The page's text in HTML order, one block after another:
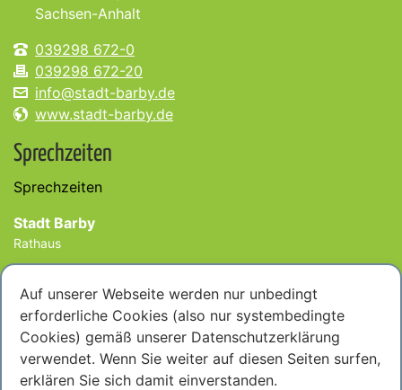
Auf unserer Webseite werden nur unbedingt
erforderliche Cookies (also nur systembedingte
Cookies) gemäß unserer Datenschutzerklärung
verwendet. Wenn Sie weiter auf diesen Seiten surfen,
erklären Sie sich damit einverstanden.
Sachsen-Anhalt
039298 672-0
039298 672-20
info@stadt-barby.de
www.stadt-barby.de
Sprechzeiten
Sprechzeiten
Stadt Barby
Rathaus
Mo: geschlossen
Di: 09:00 - 12:00 und 13:00 - 18:00 Uhr
Mi: geschlossen
Do: 09:00 - 12:00 und 13:00 - 16:00 Uhr